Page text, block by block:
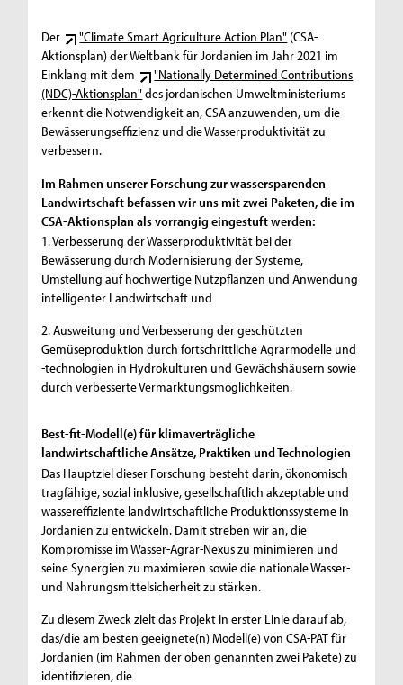
Der "Climate Smart Agriculture Action Plan" (CSA-
Aktionsplan) der Weltbank für Jordanien im Jahr 2021 im
Einklang mit dem
"Nationally Determined Contributions
(NDC)-Aktionsplan"des jordanischen Umweltministeriums
erkennt die Notwendigkeit an, CSA anzuwenden, um die
Bewässerungseffizienz und die Wasserproduktivität zu
verbessern.
Im Rahmen unserer Forschung zur wassersparenden
Landwirtschaft befassen wir uns mit zwei Paketen, die im
CSA-Aktionsplan als vorrangig eingestuft werden:
1. Verbesserung der Wasserproduktivität bei der
Bewässerung durch Modernisierung der Systeme,
Umstellung auf hochwertige Nutzpflanzen und Anwendung
intelligenter Landwirtschaft und
2. Ausweitung und Verbesserung der geschützten
Gemüseproduktion durch fortschrittliche Agrarmodelle und
-technologien in Hydrokulturen und Gewächshäusern sowie
durch verbesserte Vermarktungsmöglichkeiten.
Best-fit-Modell(e) für klimaverträgliche
landwirtschaftliche Ansätze, Praktiken und Technologien
Das Hauptziel dieser Forschung besteht darin, ökonomisch
tragfähige, sozial inklusive, gesellschaftlich akzeptable und
wassereffiziente landwirtschaftliche Produktionssysteme in
Jordanien zu entwickeln. Damit streben wir an, die
Kompromisse im Wasser-Agrar-Nexus zu minimieren und
seine Synergien zu maximieren sowie die nationale Wasser-
und Nahrungsmittelsicherheit zu stärken.
Zu diesem Zweck zielt das Projekt in erster Linie darauf ab,
das/die am besten geeignete(n) Modell(e) von CSA-PAT für
Jordanien (im Rahmen der oben genannten zwei Pakete) zu
identifizieren, die